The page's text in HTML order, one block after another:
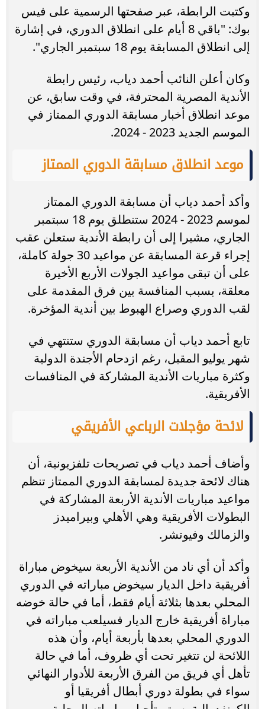
وكتبت الرابطة، عبر صفحتها الرسمية على فيس
بوك: "باقي 8 أيام على انطلاق الدوري، في إشارة
إلى انطلاق المسابقة يوم 18 سبتمبر الجاري".
وكان أعلن النائب أحمد دياب، رئيس رابطة
الأندية المصرية المحترفة، في وقت سابق، عن
موعد انطلاق أخبار مسابقة الدوري الممتاز في
الموسم الجديد 2023 - 2024.
موعد انطلاق مسابقة الدوري الممتاز
وأكد أحمد دياب أن مسابقة الدوري الممتاز
لموسم 2023 - 2024 ستنطلق يوم 18 سبتمبر
الجاري، مشيرا إلى أن رابطة الأندية ستعلن عقب
إجراء قرعة المسابقة عن مواعيد 30 جولة كاملة،
على أن تبقى مواعيد الجولات الأربع الأخيرة
معلقة، بسبب المنافسة بين فرق المقدمة على
لقب الدوري وصراع الهبوط بين أندية المؤخرة.
تابع أحمد دياب أن مسابقة الدوري ستنتهي في
شهر يوليو المقبل، رغم ازدحام الأجندة الدولية
وكثرة مباريات الأندية المشاركة في المنافسات
الأفريقية.
لائحة مؤجلات الرباعي الأفريقي
وأضاف أحمد دياب في تصريحات تلفزيونية، أن
هناك لائحة جديدة لمسابقة الدوري الممتاز تنظم
مواعيد مباريات الأندية الأربعة المشاركة في
البطولات الأفريقية وهي الأهلي وبيراميدز
والزمالك وفيوتشر.
وأكد أن أي ناد من الأندية الأربعة سيخوض مباراة
أفريقية داخل الديار سيخوض مباراته في الدوري
المحلي بعدها بثلاثة أيام فقط، أما في حالة خوضه
مباراة أفريقية خارج الديار فسيلعب مباراته في
الدوري المحلي بعدها بأربعة أيام، وأن هذه
اللائحة لن تتغير تحت أي ظروف، أما في حالة
تأهل أي فريق من الفرق الأربعة للأدوار النهائي
سواء في بطولة دوري أبطال أفريقيا أو